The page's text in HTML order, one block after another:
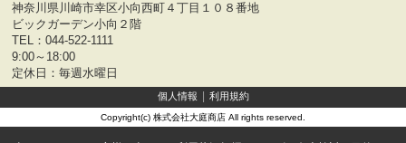
神奈川県川崎市幸区小向西町４丁目１０８番地
ビックガーデン小向２階
TEL： 044-522-1111
9:00～18:00
定休日：毎週水曜日
個人情報 利用規約
Copyright(c) 株式会社大庭商店 All rights reserved.